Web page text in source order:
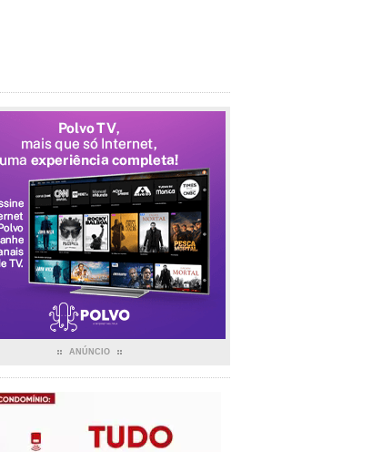
ANÚNCIO